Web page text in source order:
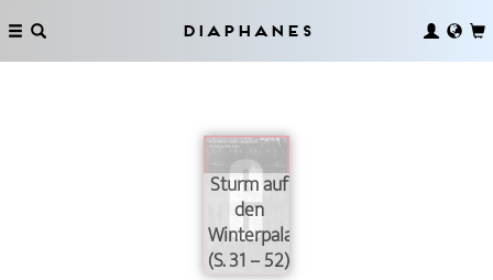
Diaphanes
Sturm auf
den
Winterpalast
(S. 31 – 52)